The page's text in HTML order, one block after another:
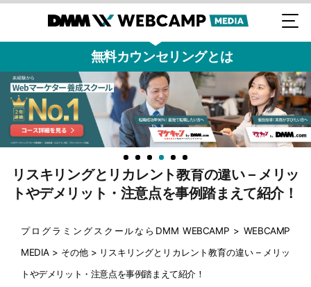
無料カウンセリングとは
リスキリングとリカレント教育の違い – メリッ
トやデメリット・注意点を事例踏まえて紹介！
プログラミングスクールならDMM WEBCAMP > WEBCAMP
MEDIA > その他> リスキリングとリカレント教育の違い – メリッ
トやデメリット・注意点を事例踏まえて紹介！